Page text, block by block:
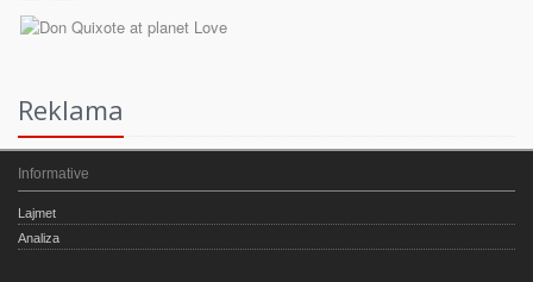
Reklama
Informative
Lajmet
Analiza